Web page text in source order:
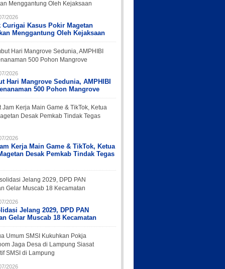
2026
Curigai Kasus Pokir Magetan
Menggantung Oleh Kejaksaan
2026
Hari Mangrove Sedunia, AMPHIBI
500 Pohon Mangrove
2026
Kerja Main Game & TikTok, Ketua
Desak Pemkab Tindak Tegas
2026
Jelang 2029, DPD PAN
Gelar Muscab 18 Kecamatan
2026